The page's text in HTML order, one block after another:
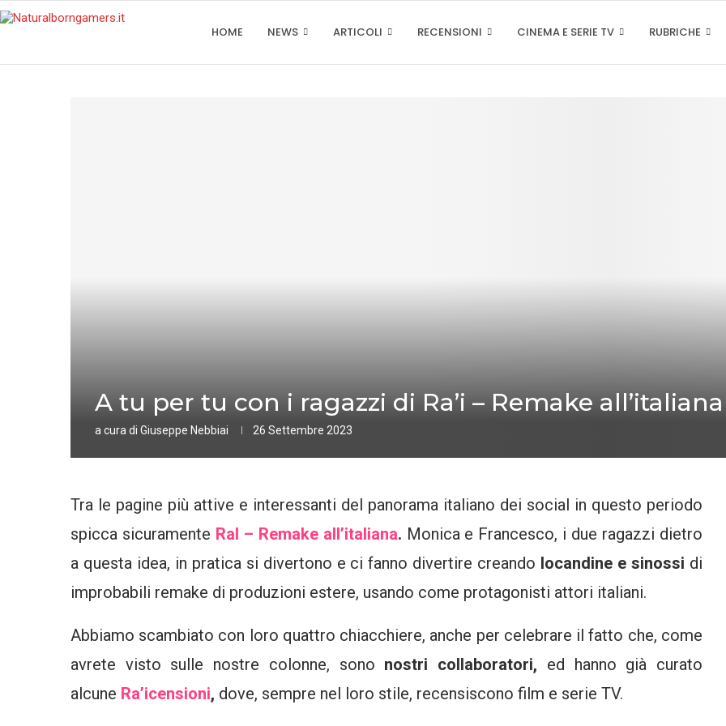
HOME NEWS ARTICOLI RECENSIONI CINEMA E SERIE TV RUBRICHE
A tu per tu con i ragazzi di Ra’i – Remake all’italiana
a cura di Giuseppe Nebbiai 26 Settembre 2023
Tra le pagine più attive e interessanti del panorama italiano dei social in questo periodo
spicca sicuramente RaI – Remake all’italiana. Monica e Francesco, i due ragazzi dietro
a questa idea, in pratica si divertono e ci fanno divertire creando locandine e sinossi di
improbabili remake di produzioni estere, usando come protagonisti attori italiani.
Abbiamo scambiato con loro quattro chiacchiere, anche per celebrare il fatto che, come
avrete visto sulle nostre colonne, sono nostri collaboratori, ed hanno già curato
alcune Ra’icensioni, dove, sempre nel loro stile, recensiscono film e serie TV.